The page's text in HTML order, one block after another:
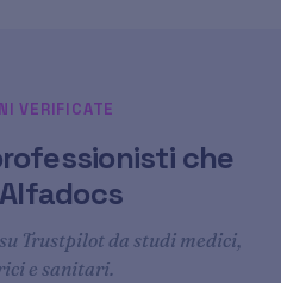
VERIFICATE
che
Trustpilot da studi medici,
e sanitari.